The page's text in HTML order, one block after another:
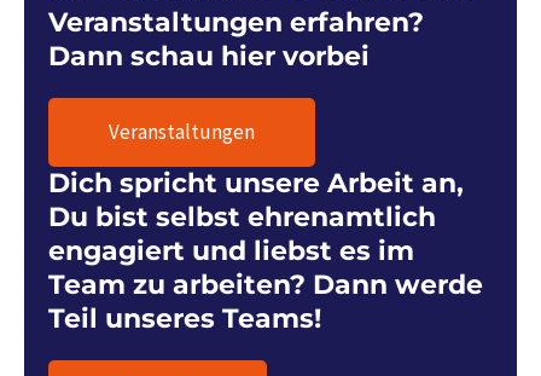
Veranstaltungen erfahren?
Dann schau hier vorbei
Veranstaltungen
Dich spricht unsere Arbeit an,
Du bist selbst ehrenamtlich
engagiert und liebst es im
Team zu arbeiten? Dann werde
Teil unseres Teams!